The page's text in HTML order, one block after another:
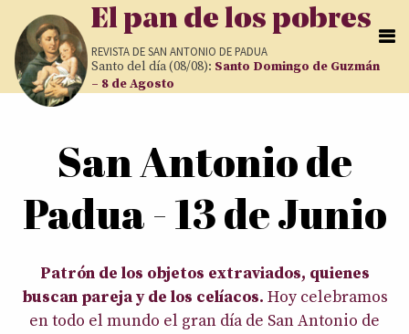
Pasar al contenido principal
El pan de los pobres
REVISTA DESAN ANTONIO DE PADUA
Santo del día (08/08): Santo Domingo de Guzmán
– 8 de Agosto
San Antonio de
Padua - 13 de Junio
Patrón de los objetos extraviados, quienes
buscan pareja y de los celíacos. Hoy celebramos
en todo el mundo el gran día de San Antonio de